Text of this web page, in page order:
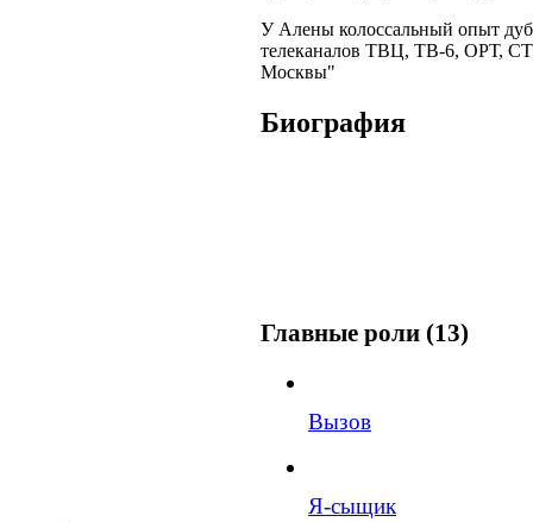
У Алены колоссальный опыт
телеканалов ТВЦ, ТВ-6, ОРТ,
Москвы"
Биография
Главные роли (13)
Вызов
Я-сыщик